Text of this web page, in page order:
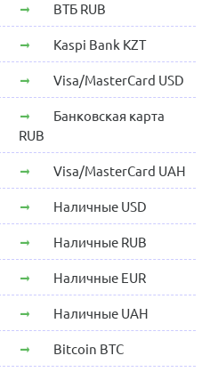
ВТБ RUB
Kaspi Bank KZT
Visa/MasterCard USD
Банковская карта
RUB
Visa/MasterCard UAH
Наличные USD
Наличные RUB
Наличные EUR
Наличные UAH
Bitcoin BTC